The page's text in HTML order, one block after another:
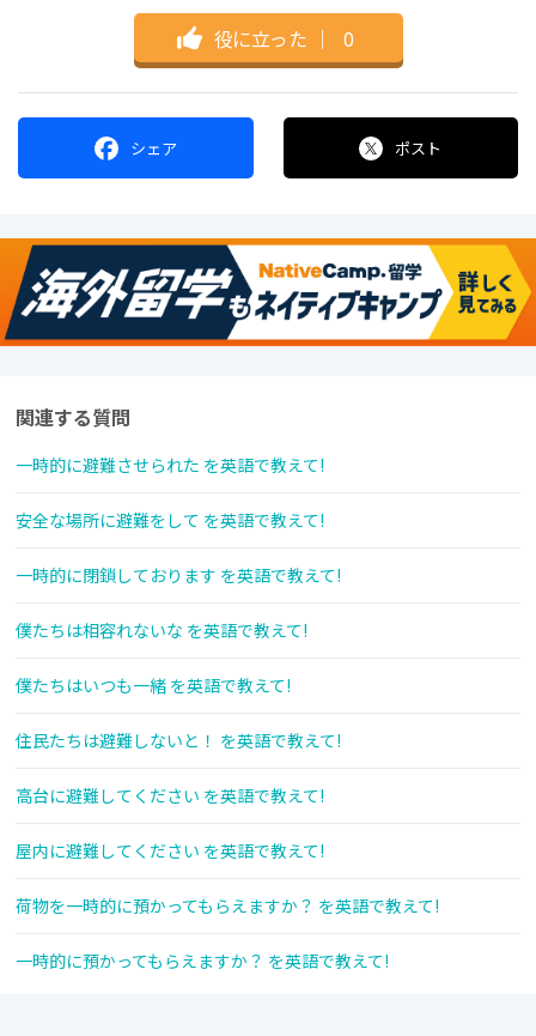
役に立った ｜ 0
シェア ポスト
関連する質問
一時的に避難させられた を英語で教えて!
安全な場所に避難をして を英語で教えて!
一時的に閉鎖しております を英語で教えて!
僕たちは相容れないな を英語で教えて!
僕たちはいつも一緒 を英語で教えて!
住民たちは避難しないと！ を英語で教えて!
高台に避難してください を英語で教えて!
屋内に避難してください を英語で教えて!
荷物を一時的に預かってもらえますか？ を英語で教えて!
一時的に預かってもらえますか？ を英語で教えて!